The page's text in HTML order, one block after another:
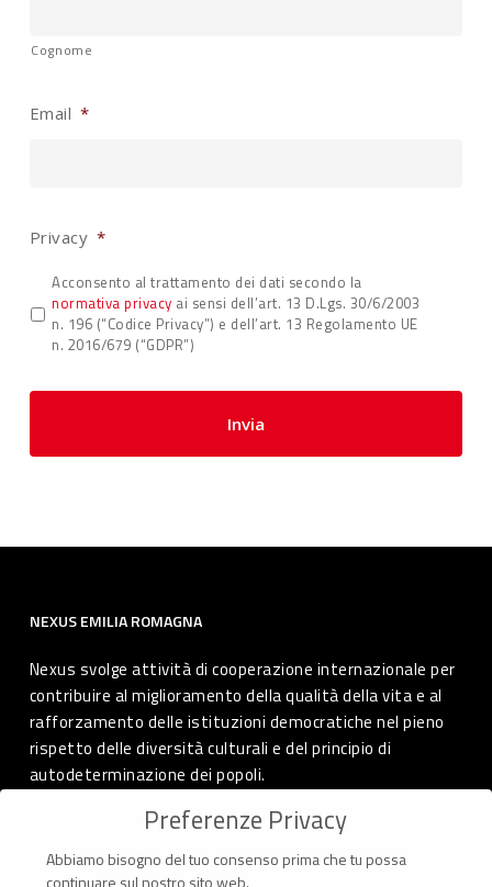
Cognome
Email *
Privacy *
Acconsento al trattamento dei dati secondo la
normativa privacy ai sensi dell’art. 13 D.Lgs. 30/6/2003
n. 196 (“Codice Privacy”) e dell’art. 13 Regolamento UE
n. 2016/679 (“GDPR”)
NEXUS EMILIA ROMAGNA
Nexus svolge attività di cooperazione internazionale per
contribuire al miglioramento della qualità della vita e al
rafforzamento delle istituzioni democratiche nel pieno
rispetto delle diversità culturali e del principio di
autodeterminazione dei popoli.
CONTATTI
Preferenze Privacy
Abbiamo bisogno del tuo consenso prima che tu possa
continuare sul nostro sito web.